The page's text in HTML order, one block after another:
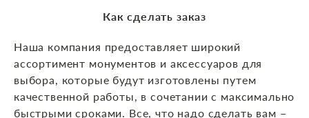
Как сделать заказ
Наша компания предоставляет широкий
ассортимент монументов и аксессуаров для
выбора, которые будут изготовлены путем
качественной работы, в сочетании с максимально
быстрыми сроками. Все, что надо сделать вам –